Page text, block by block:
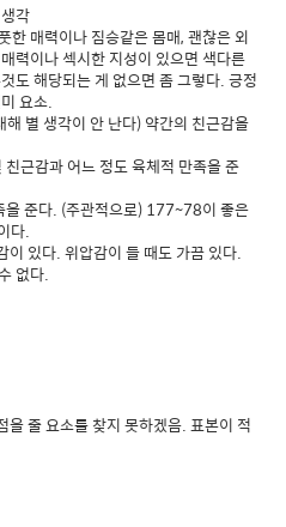
각
매력이나 짐승같은 몸매, 괜찮은 외
력이나 섹시한 지성이 있으면 색다른
도 해당되는 게 없으면 좀 그렇다. 긍정
요소.
별 생각이 안 난다) 약간의 친근감을
근감과 어느 정도 육체적 만족을 준
준다. (주관적으로) 177~78이 좋은
다.
있다. 위압감이 들 때도 가끔 있다.
없다.
줄 요소를 찾지 못하겠음. 표본이 적